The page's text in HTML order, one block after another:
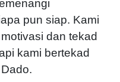
pun siap. Kami
dan tekad
kami bertekad